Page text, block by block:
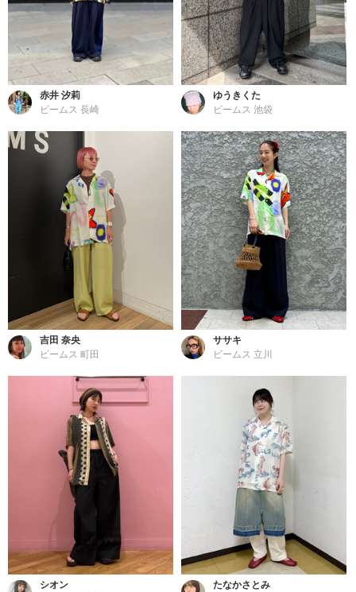
赤井 汐莉
ビームス 長崎
ゆうきくた
ビームス 池袋
吉田 奈央
ビームス 町田
ササキ
ビームス 立川
シオン
たなかさとみ